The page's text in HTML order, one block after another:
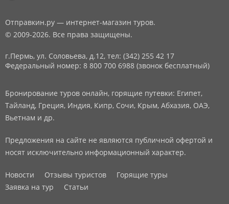
Отправкин.ру — интернет-магазин туров.
© 2009-2026. Все права защищены.
г.Пермь, ул. Соловьева, д.12, тел: (342) 255 42 17
Федеральный номер: 8 800 700 6988 (звонок бесплатный)
Бронирование туров онлайн, горящие путевки: Египет,
Тайланд, Греция, Индия, Кипр, Сочи, Крым, Абхазия, ОАЭ,
Вьетнам и др.
Предложения на сайте не являются публичной офертой и
носят исключительно информационный характер.
Новости Отзывы туристов
Горящие туры
Заявка на тур
Статьи